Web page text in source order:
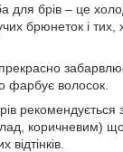
брів – це
брюнеток і
фарбує волосок.
рекомендується
коричневим)